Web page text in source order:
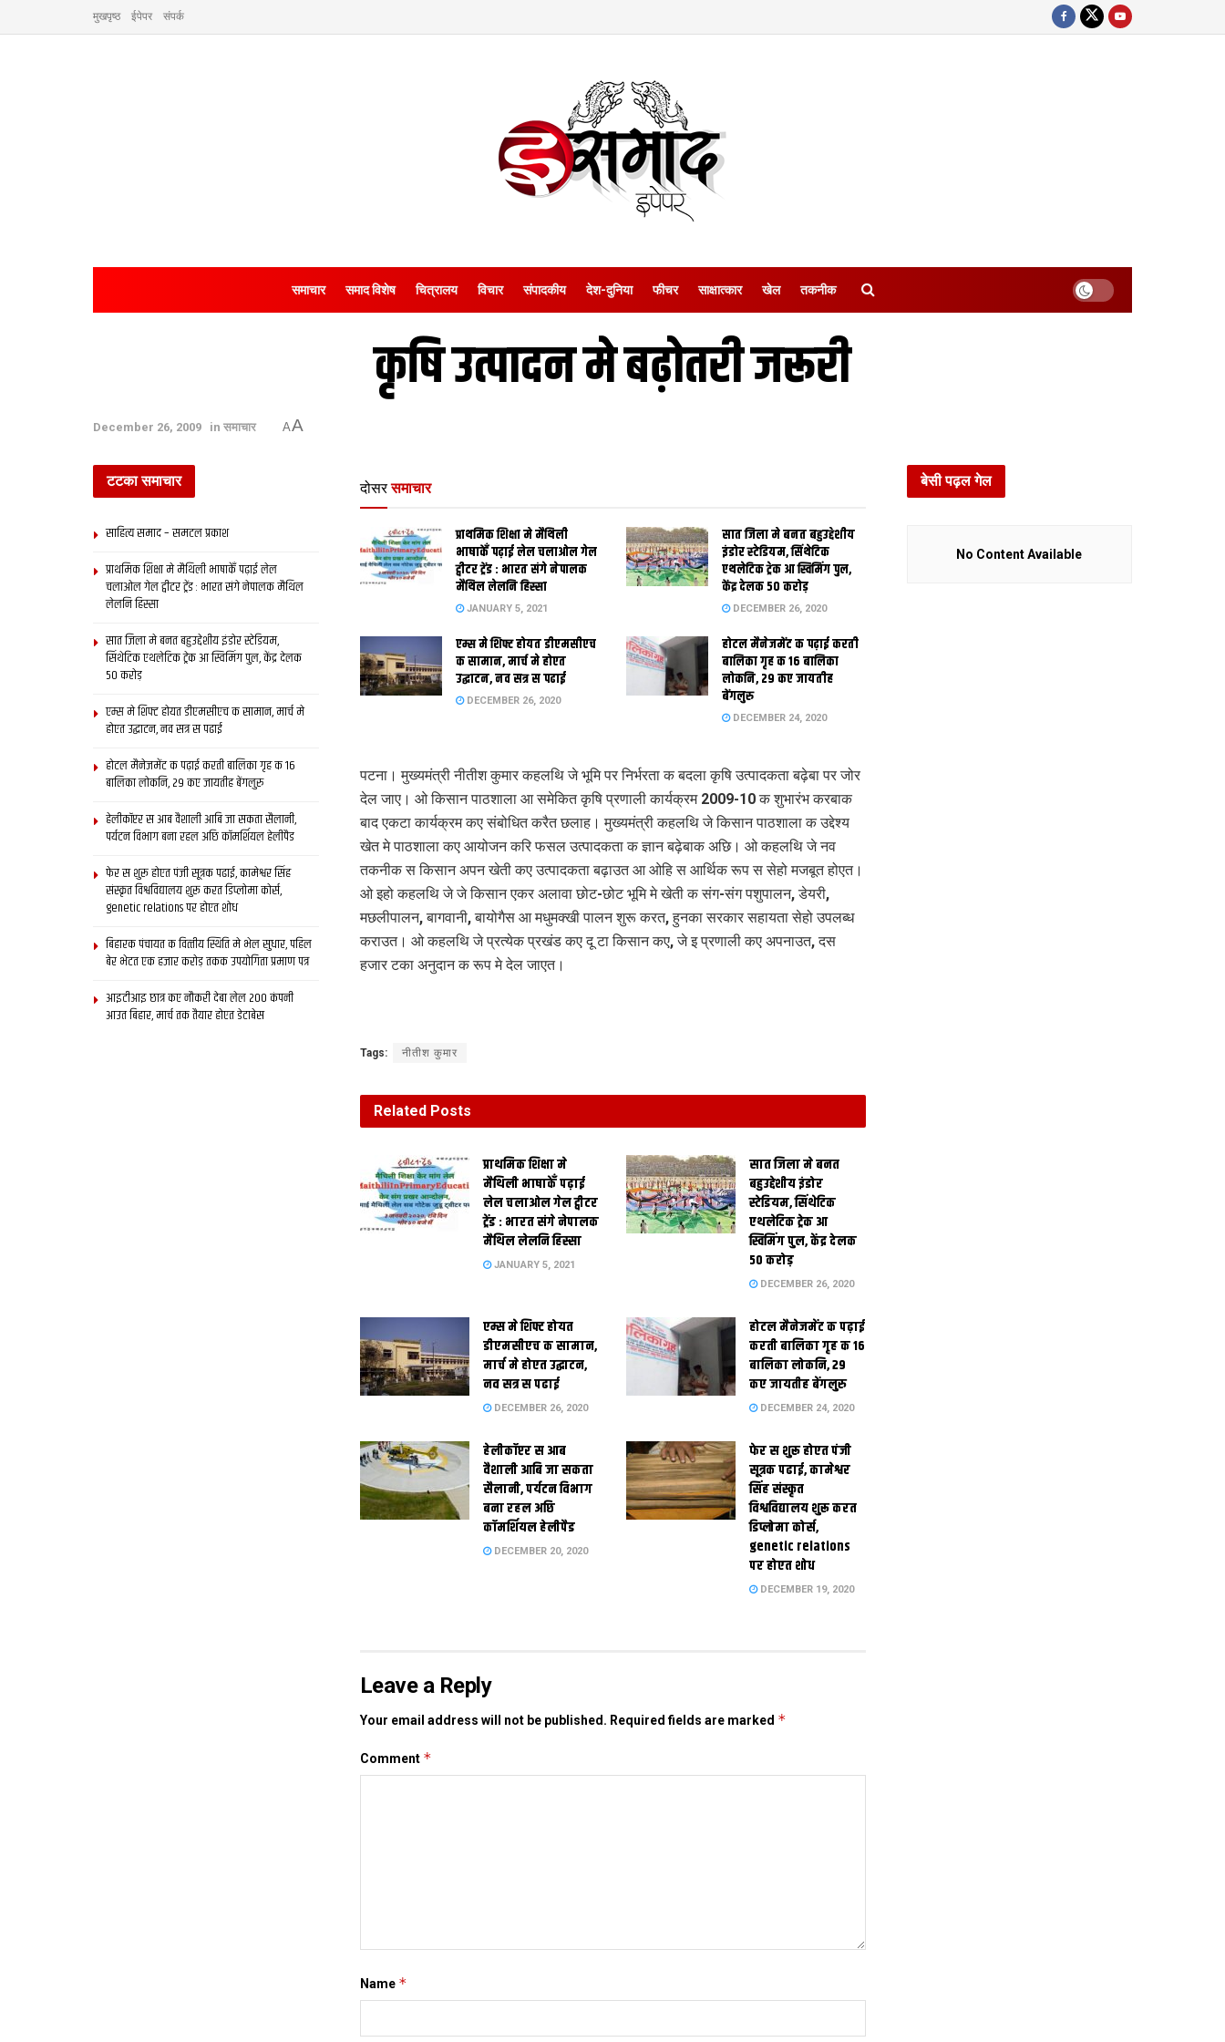
मुखपृष्ठ ईपेपर संपर्क
समाचार समाद विशेष चित्रालय विचार संपादकीय देश-दुनिया फीचर साक्षात्‍कार खेल तकनीक
कृषि उत्पादन मे बढ़ोतरी जरूरी
December 26, 2009 in समाचार AA
दोसर समाचार
प्राथमिक शि‍क्षा मे मैथि‍ली
भाषाकेँ पढ़ाई लेल चलाओल गेल
ट्वीटर ट्रेंड : भारत संगे नेपालक
मैथिल लेलनि हिस्सा
JANUARY 5, 2021
सात जिला मे बनत बहुउद्देशीय
इंडोर स्‍टेडि‍यम, सिंथेटिक
एथलेटिक ट्रेक आ स्विमिंग पुल,
केंद्र देलक 50 करोड़
DECEMBER 26, 2020
एम्स मे शिफ्ट होयत डीएमसीएच
क सामान, मार्च मे होएत
उद्घाटन, नव सत्र स पढाई
DECEMBER 26, 2020
होटल मैनेजमेंट क पढ़ाई करती
बालिका गृह क 16 बालिका
लोकनि, 29 कए जायतीह
बेंगलुरु
DECEMBER 24, 2020
पटना। मुख्यमंत्री नीतीश कुमार कहलथि जे भूमि पर निर्भरता क बदला कृषि उत्पादकता बढ़ेबा पर जोर
देल जाए। ओ किसान पाठशाला आ समेकित कृषि प्रणाली कार्यक्रम 2009-10 क शुभारंभ करबाक
बाद एकटा कार्यक्रम कए संबोधित करैत छलाह। मुख्यमंत्री कहलथि जे किसान पाठशाला क उद्देश्य
खेत मे पाठशाला कए आयोजन करि फसल उत्पादकता क ज्ञान बढ़ेबाक अछि। ओ कहलथि जे नव
तकनीक स किसान अपन खेती कए उत्पादकता बढ़ाउत आ ओहि स आर्थिक रूप स सेहो मजबूत होएत।
ओ इहो कहलथि जे जे किसान एकर अलावा छोट-छोट भूमि मे खेती क संग-संग पशुपालन, डेयरी,
मछलीपालन, बागवानी, बायोगैस आ मधुमक्खी पालन शुरू करत, हुनका सरकार सहायता सेहो उपलब्ध
कराउत। ओ कहलथि जे प्रत्येक प्रखंड कए दू टा किसान कए, जे इ प्रणाली कए अपनाउत, दस
हजार टका अनुदान क रूप मे देल जाएत।
Tags: नीतीश कुमार
Related Posts
प्राथमिक शि‍क्षा मे
मैथि‍ली भाषाकेँ पढ़ाई
लेल चलाओल गेल ट्वीटर
ट्रेंड : भारत संगे नेपालक
मैथिल लेलनि हिस्सा
JANUARY 5, 2021
सात जिला मे बनत
बहुउद्देशीय इंडोर
स्‍टेडि‍यम, सिंथेटिक
एथलेटिक ट्रेक आ
स्विमिंग पुल, केंद्र देलक
50 करोड़
DECEMBER 26, 2020
एम्स मे शिफ्ट होयत
डीएमसीएच क सामान,
मार्च मे होएत उद्घाटन,
नव सत्र स पढाई
DECEMBER 26, 2020
होटल मैनेजमेंट क पढ़ाई
करती बालिका गृह क 16
बालिका लोकनि, 29
कए जायतीह बेंगलुरु
DECEMBER 24, 2020
हेलीकॉप्टर स आब
वैशाली आबि जा सकता
सैलानी, पर्यटन विभाग
बना रहल अछि
कॉमर्शियल हेलीपैड
DECEMBER 20, 2020
फेर स शुरू होएत पंजी
सूत्रक पढाई, कामेश्वर
सिंह संस्कृत
विश्वविद्यालय शुरू करत
डिप्लोमा कोर्स,
genetic relations
पर होएत शोध
DECEMBER 19, 2020
Leave a Reply
Your email address will not be published. Required fields are marked *
Comment *
Name *
टटका समाचार
साहित्य समाद – समटल प्रकाश
प्राथमिक शि‍क्षा मे मैथि‍ली भाषाकेँ पढ़ाई लेल
चलाओल गेल ट्वीटर ट्रेंड : भारत संगे नेपालक मैथिल
लेलनि हिस्सा
सात जिला मे बनत बहुउद्देशीय इंडोर स्‍टेडि‍यम,
सिंथेटिक एथलेटिक ट्रेक आ स्विमिंग पुल, केंद्र देलक
50 करोड़
एम्स मे शिफ्ट होयत डीएमसीएच क सामान, मार्च मे
होएत उद्घाटन, नव सत्र स पढाई
होटल मैनेजमेंट क पढ़ाई करती बालिका गृह क 16
बालिका लोकनि, 29 कए जायतीह बेंगलुरु
हेलीकॉप्टर स आब वैशाली आबि जा सकता सैलानी,
पर्यटन विभाग बना रहल अछि कॉमर्शियल हेलीपैड
फेर स शुरू होएत पंजी सूत्रक पढाई, कामेश्वर सिंह
संस्कृत विश्वविद्यालय शुरू करत डिप्लोमा कोर्स,
genetic relations पर होएत शोध
बिहारक पंचायत क वित्‍तीय स्थिति मे भेल सुधार, पहिल
बेर भेटत एक हजार करोड़ तकक उपयोगिता प्रमाण पत्र
आइटीआइ छात्र कए नौकरी देबा लेल 200 कंपनी
आउत बिहार, मार्च तक तैयार होएत डेटाबेस
बेसी पढ़ल गेल
No Content Available